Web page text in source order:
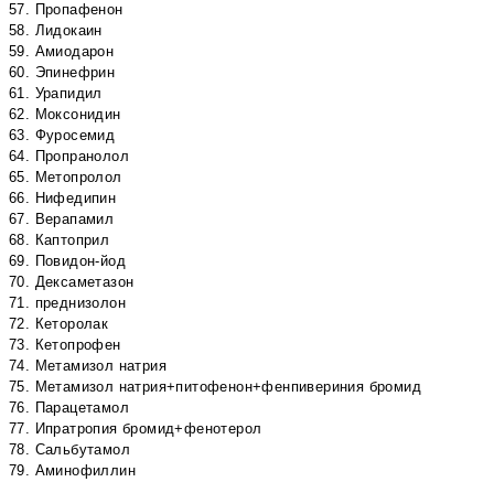
57. Пропафенон
58. Лидокаин
59. Амиодарон
60. Эпинефрин
61. Урапидил
62. Моксонидин
63. Фуросемид
64. Пропранолол
65. Метопролол
66. Нифедипин
67. Верапамил
68. Каптоприл
69. Повидон-йод
70. Дексаметазон
71. преднизолон
72. Кеторолак
73. Кетопрофен
74. Метамизол натрия
75. Метамизол натрия+питофенон+фенпивериния бромид
76. Парацетамол
77. Ипратропия бромид+фенотерол
78. Сальбутамол
79. Аминофиллин